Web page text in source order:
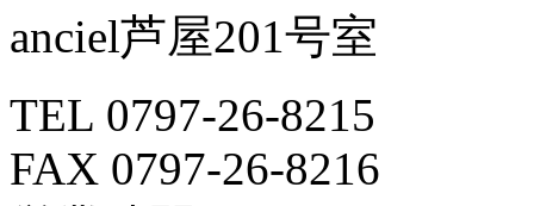
anciel芦屋201号室
TEL 0797-26-8215
FAX 0797-26-8216